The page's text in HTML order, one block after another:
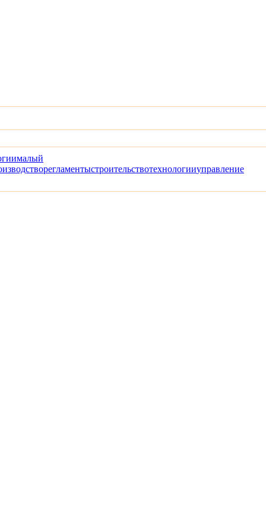
малый
регламентыстроительствотехнологииуправление